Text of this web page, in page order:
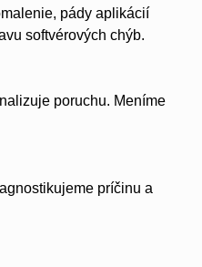
pády aplikácií
softvérových chýb.
poruchu. Meníme
príčinu a